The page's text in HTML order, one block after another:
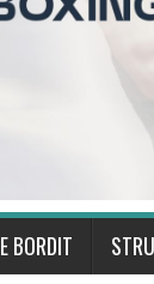
BORDIT